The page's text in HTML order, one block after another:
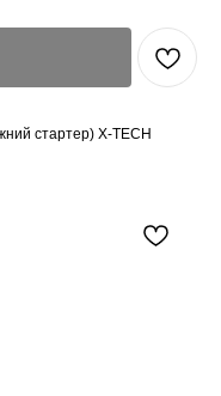
стартер) X-TECH